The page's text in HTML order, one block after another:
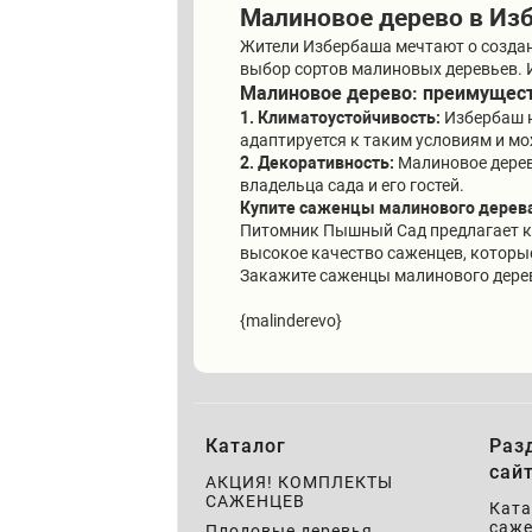
Малиновое дерево в
Жители Избербаша мечтают о
выбор сортов малиновых
Малиновое дерево:
1. Климатоустойчивость: Избербаш
адаптируется к таким условиям и
2. Декоративность: Малиновое
владельца сада и его гостей.
Купите саженцы малинового
Питомник Пышный Сад предлагает
высокое качество саженцев,
Закажите саженцы малинового
{malinderevo}
Каталог
АКЦИЯ! КОМПЛЕКТЫ
САЖЕНЦЕВ